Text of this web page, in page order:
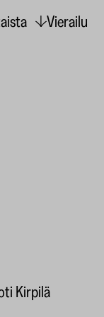
Vierailu
Kirpilä